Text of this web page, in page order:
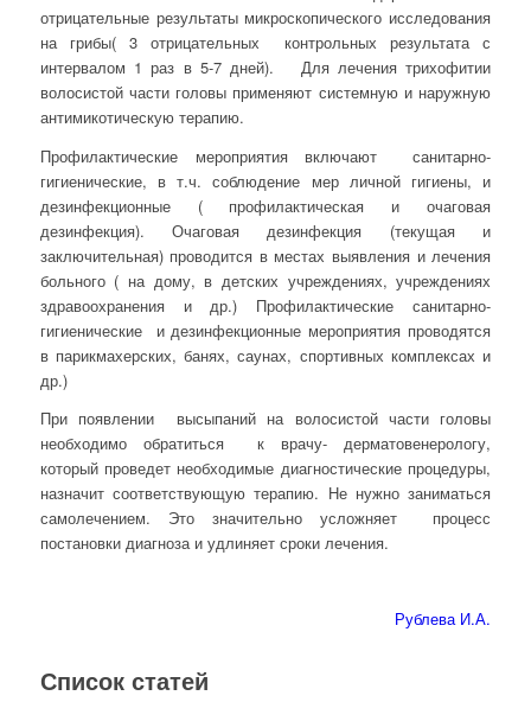
отрицательные результаты микроскопического исследования
на грибы( 3 отрицательных контрольных результата с
интервалом 1 раз в 5-7 дней). Для лечения трихофитии
волосистой части головы применяют системную и наружную
антимикотическую терапию.
Профилактические мероприятия включают санитарно-
гигиенические, в т.ч. соблюдение мер личной гигиены, и
дезинфекционные ( профилактическая и очаговая
дезинфекция). Очаговая дезинфекция (текущая и
заключительная) проводится в местах выявления и лечения
больного ( на дому, в детских учреждениях, учреждениях
здравоохранения и др.) Профилактические санитарно-
гигиенические и дезинфекционные мероприятия проводятся
в парикмахерских, банях, саунах, спортивных комплексах и
др.)
При появлении высыпаний на волосистой части головы
необходимо обратиться к врачу- дерматовенерологу,
который проведет необходимые диагностические процедуры,
назначит соответствующую терапию. Не нужно заниматься
самолечением. Это значительно усложняет процесс
постановки диагноза и удлиняет сроки лечения.
Рублева И.А.
Список статей